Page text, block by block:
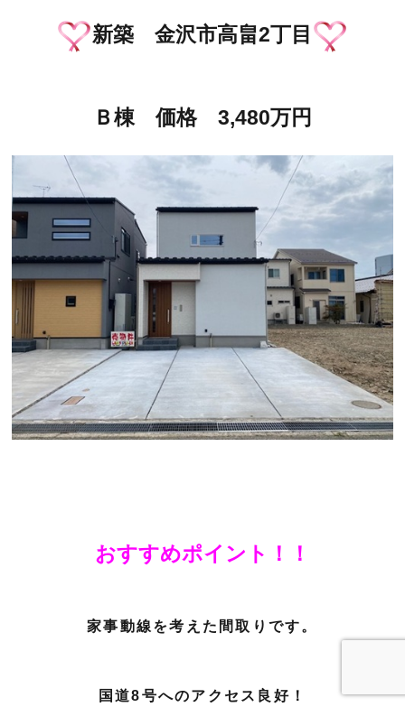
新築 金沢市高畠2丁目
Ｂ棟 価格 3,480万円
おすすめポイント！！
家事動線を考えた間取りです。
国道8号へのアクセス良好！